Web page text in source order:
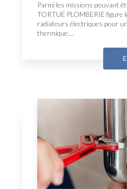
Parmi les missions pouvant
TORTUE PLOMBERIE figure
radiateurs électriques pour
thermique....